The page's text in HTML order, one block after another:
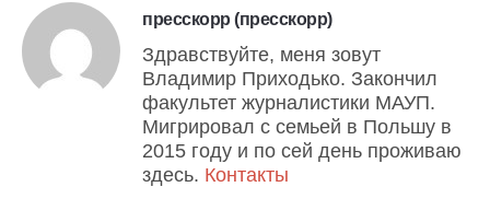
пресскорр (пресскорр)
Здравствуйте, меня зовут
Владимир Приходько. Закончил
факультет журналистики МАУП.
Мигрировал с семьей в Польшу в
2015 году и по сей день проживаю
здесь. Контакты